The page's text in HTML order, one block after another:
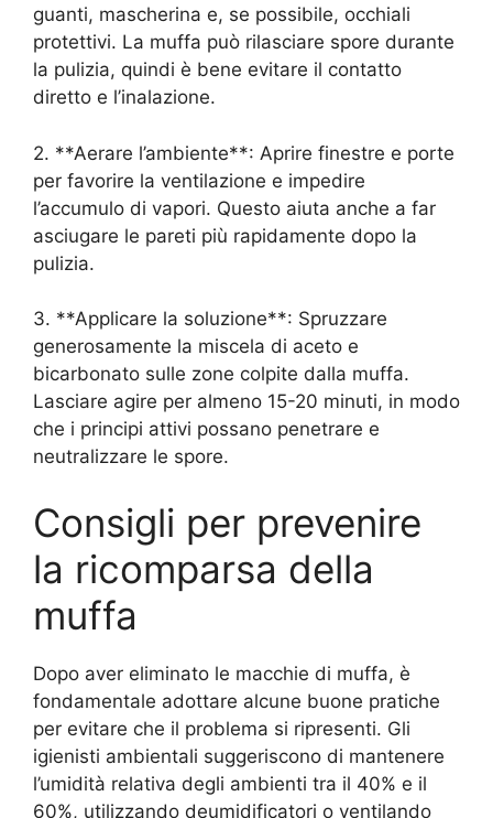
guanti, mascherina e, se possibile, occhiali
protettivi. La muffa può rilasciare spore durante
la pulizia, quindi è bene evitare il contatto
diretto e l’inalazione.
2. **Aerare l’ambiente**: Aprire finestre e porte
per favorire la ventilazione e impedire
l’accumulo di vapori. Questo aiuta anche a far
asciugare le pareti più rapidamente dopo la
pulizia.
3. **Applicare la soluzione**: Spruzzare
generosamente la miscela di aceto e
bicarbonato sulle zone colpite dalla muffa.
Lasciare agire per almeno 15-20 minuti, in modo
che i principi attivi possano penetrare e
neutralizzare le spore.
Consigli per prevenire
la ricomparsa della
muffa
Dopo aver eliminato le macchie di muffa, è
fondamentale adottare alcune buone pratiche
per evitare che il problema si ripresenti. Gli
igienisti ambientali suggeriscono di mantenere
l’umidità relativa degli ambienti tra il 40% e il
60%, utilizzando deumidificatori o ventilando